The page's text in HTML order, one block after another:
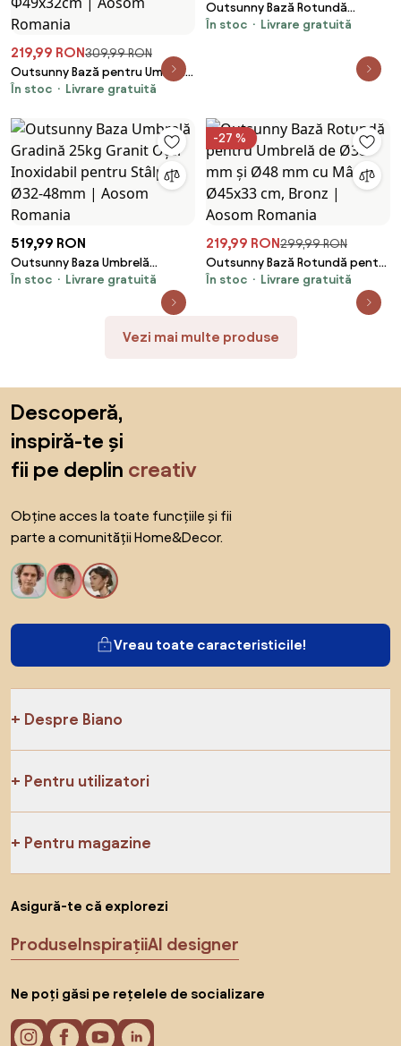
219,99 RON309,99 RON
Outsunny Bază pentru Umbrelă
de Soare, din Plastic Rezistent,
Ф35-38-48mm, Negru,
Ф49x32cm | Aosom Romania
În stoc Livrare gratuită
Outsunny Bază Rotundă
Umbrelă, Plastic, 25kg, pentru
În stoc Livrare gratuită
519,99 RON
Outsunny Baza Umbrelă
Gradină 25kg Granit Oțel
Inoxidabil pentru Stâlpi Ø32-
În stoc Livrare gratuită
-27 %
219,99 RON299,99 RON
Outsunny Bază Rotundă pentru
Umbrelă de Ø38 mm și Ø48 mm
cu Mâner, Ø45x33 cm, Bronz |
În stoc Livrare gratuită
Vezi mai multe produse
Descoperă,
inspiră-te și
fii pe deplin creativ
Obține acces la toate funcțiile și fii
parte a comunității Home&Decor.
Vreau toate caracteristicile!
Despre Biano
Pentru utilizatori
Pentru magazine
Asigură-te că explorezi
ProduseInspirațiiAI designer
Ne poți găsi pe rețelele de socializare